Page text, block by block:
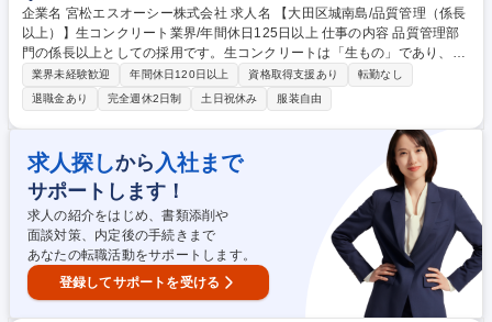
企業名 宮松エスオーシー株式会社 求人名 【大田区城南島/品質管理（係長
以上）】生コンクリート業界/年間休日125日以上 仕事の内容 品質管理部
門の係長以上としての採用です。生コンクリートは「生もの」であり、
日々の温度や湿度によって出来栄えが変わる特性があります。そのため、
品質管理担当者は日常的に各種検査を行い、 製品の品質を一定に保つ重要
な役割を担います。 専門性が高い業務ですが、社内で約1年かけて一人前
になれる環境を整えており、経験を積むことで「職人気質」な専門性を身
につけることができます。 ※受け入れ体制：先輩社員の元で少しずつキャ
ッチアップができます ※変更の範囲：当社業務全般 募集職種 【大田区城
南島/品質管理（係長以上）】生コンクリート業界/年間休日125日以上
業界未経験歓迎 年間休日120日以上 資格取得支援あり
転勤なし
退職金あり
完全週休2日制 土日祝休み 服装自由
求人探しから 入社まで
サポートします！
求人の紹介をはじめ、書類添削や
面談対策、内定後の手続きまで
あなたの転職活動をサポートします。
登録してサポートを受ける